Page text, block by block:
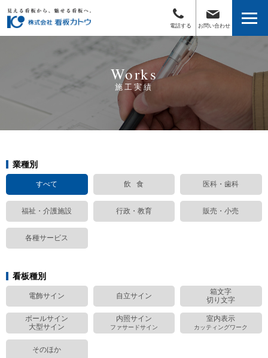
お問い合わせ
電話する
会社情報
会社概要
保有資格・設備
サービス
電飾サイン
自立サイン
ポールサイン・大型サイン
内照サイン・ファサードサイン
室内表示・カッティングワーク
Works
施工実績
業種別
すべて 飲 食 医科・歯科
福祉・介護施設 行政・教育 販売・小売
各種サービス
看板種別
電飾サイン 自立サイン
箱文字
切り文字
ボールサイン
大型サイン
内照サイン
ファサードサイン
室内表示
カッティングワーク
そのほか